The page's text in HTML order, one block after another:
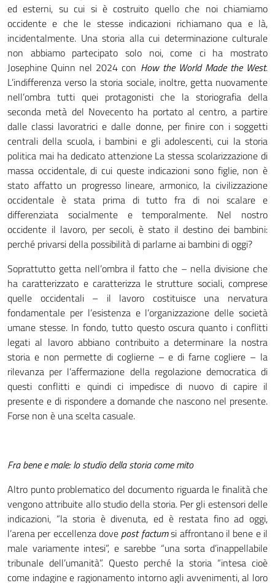
ed esterni, su cui si è costruito quello che noi chiamiamo
occidente e che le stesse indicazioni richiamano qua e là,
incidentalmente. Una storia alla cui determinazione culturale
non abbiamo partecipato solo noi, come ci ha mostrato
Josephine Quinn nel 2024 con How the World Made the West.
L’indifferenza verso la storia sociale, inoltre, getta nuovamente
nell’ombra tutti quei protagonisti che la storiografia della
seconda metà del Novecento ha portato al centro, a partire
dalle classi lavoratrici e dalle donne, per finire con i soggetti
centrali della scuola, i bambini e gli adolescenti, cui la storia
politica mai ha dedicato attenzione La stessa scolarizzazione di
massa occidentale, di cui queste indicazioni sono figlie, non è
stato affatto un progresso lineare, armonico, la civilizzazione
occidentale è stata prima di tutto fra di noi scalare e
differenziata socialmente e temporalmente. Nel nostro
occidente il lavoro, per secoli, è stato il destino dei bambini:
perché privarsi della possibilità di parlarne ai bambini di oggi?
Soprattutto getta nell’ombra il fatto che – nella divisione che
ha caratterizzato e caratterizza le strutture sociali, comprese
quelle occidentali – il lavoro costituisce una nervatura
fondamentale per l’esistenza e l’organizzazione delle società
umane stesse. In fondo, tutto questo oscura quanto i conflitti
legati al lavoro abbiano contribuito a determinare la nostra
storia e non permette di coglierne – e di farne cogliere – la
rilevanza per l’affermazione della regolazione democratica di
questi conflitti e quindi ci impedisce di nuovo di capire il
presente e di rispondere a domande che nascono nel presente.
Forse non è una scelta casuale.
Fra bene e male: lo studio della storia come mito
Altro punto problematico del documento riguarda le finalità che
vengono attribuite allo studio della storia. Per gli estensori delle
indicazioni, “la storia è divenuta, ed è restata fino ad oggi,
l’arena per eccellenza dove post factumsi affrontano il bene e il
male variamente intesi”, e sarebbe “una sorta d’inappellabile
tribunale dell’umanità”. Questo perché la storia “intesa cioè
come indagine e ragionamento intorno agli avvenimenti, al loro